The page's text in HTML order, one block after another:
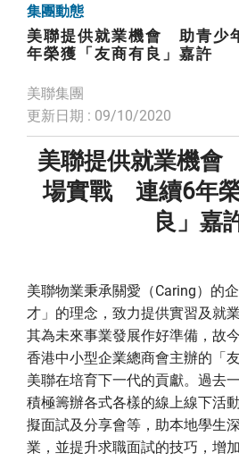
集團動態
美聯提供就業機會 助青少
年榮獲「友商有良」嘉許
美聯集團
更新日期 : 09/10/2020
美聯提供就業機
場實戰 連續6年
良」嘉
美聯物業秉承關愛（Caring）的
才」的理念，致力提供實習及就
其為未來事業發展作好準備，故
香港中小型企業總商會主辦的「
美聯在培育下一代的貢獻。過去
積極籌辦各式各樣的線上線下活
擬面試及分享會等，助本地學生
業，並提升求職面試的技巧，增